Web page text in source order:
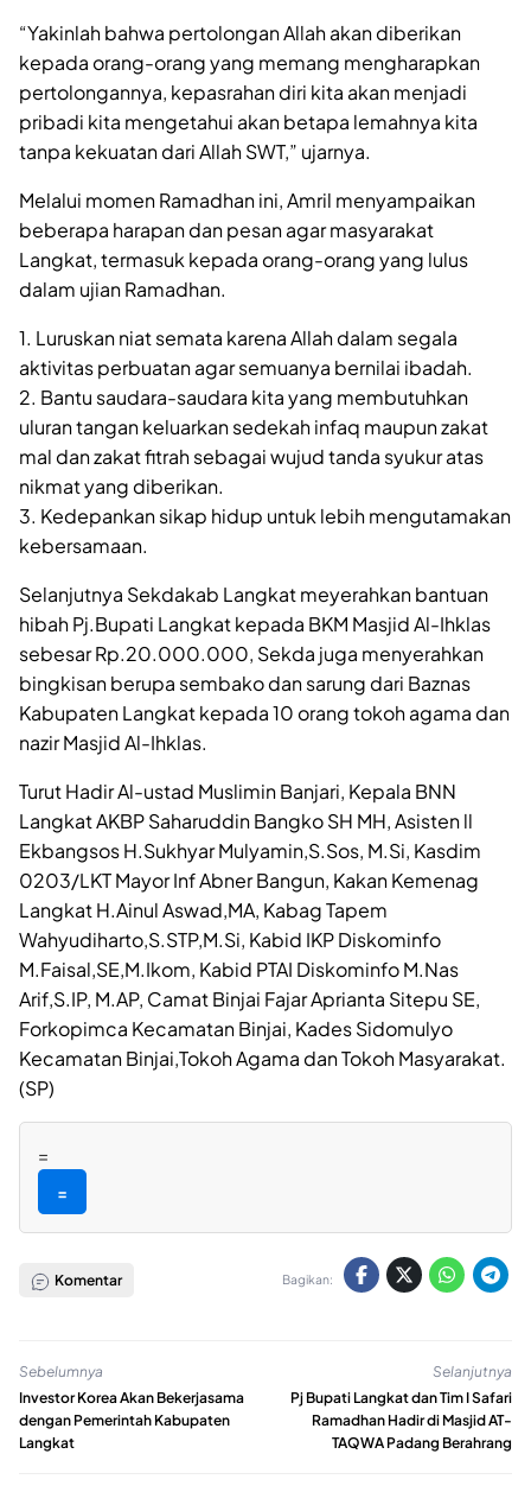
“Yakinlah bahwa pertolongan Allah akan diberikan
kepada orang-orang yang memang mengharapkan
pertolongannya, kepasrahan diri kita akan menjadi
pribadi kita mengetahui akan betapa lemahnya kita
tanpa kekuatan dari Allah SWT,” ujarnya.
Melalui momen Ramadhan ini, Amril menyampaikan
beberapa harapan dan pesan agar masyarakat
Langkat, termasuk kepada orang-orang yang lulus
dalam ujian Ramadhan.
1. Luruskan niat semata karena Allah dalam segala
aktivitas perbuatan agar semuanya bernilai ibadah.
2. Bantu saudara-saudara kita yang membutuhkan
uluran tangan keluarkan sedekah infaq maupun zakat
mal dan zakat fitrah sebagai wujud tanda syukur atas
nikmat yang diberikan.
3. Kedepankan sikap hidup untuk lebih mengutamakan
kebersamaan.
Selanjutnya Sekdakab Langkat meyerahkan bantuan
hibah Pj.Bupati Langkat kepada BKM Masjid Al-Ihklas
sebesar Rp.20.000.000, Sekda juga menyerahkan
bingkisan berupa sembako dan sarung dari Baznas
Kabupaten Langkat kepada 10 orang tokoh agama dan
nazir Masjid Al-Ihklas.
Turut Hadir Al-ustad Muslimin Banjari, Kepala BNN
Langkat AKBP Saharuddin Bangko SH MH, Asisten ll
Ekbangsos H.Sukhyar Mulyamin,S.Sos, M.Si, Kasdim
0203/LKT Mayor Inf Abner Bangun, Kakan Kemenag
Langkat H.Ainul Aswad,MA, Kabag Tapem
Wahyudiharto,S.STP,M.Si, Kabid IKP Diskominfo
M.Faisal,SE,M.Ikom, Kabid PTAI Diskominfo M.Nas
Arif,S.IP, M.AP, Camat Binjai Fajar Aprianta Sitepu SE,
Forkopimca Kecamatan Binjai, Kades Sidomulyo
Kecamatan Binjai,Tokoh Agama dan Tokoh Masyarakat.
(SP)
=
=
Komentar Bagikan:
Sebelumnya
Investor Korea Akan Bekerjasama
dengan Pemerintah Kabupaten
Langkat
Selanjutnya
Pj Bupati Langkat dan Tim I Safari
Ramadhan Hadir di Masjid AT-
TAQWA Padang Berahrang